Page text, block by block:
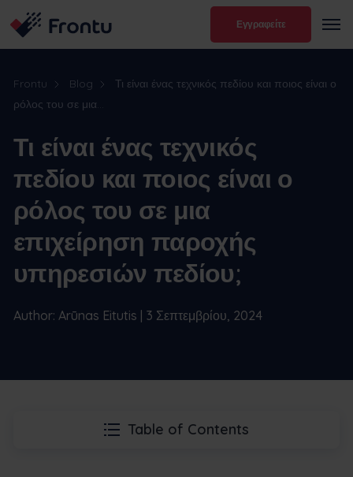
Εγγραφείτε
Frontu Blog
Τι είναι ένας τεχνικός πεδίου και ποιος είναι ο
ρόλος του σε μια...
Τι είναι ένας τεχνικός
πεδίου και ποιος είναι ο
ρόλος του σε μια
επιχείρηση παροχής
υπηρεσιών πεδίου;
Author: Arūnas Eitutis | 3 Σεπτεμβρίου, 2024
Table of Contents